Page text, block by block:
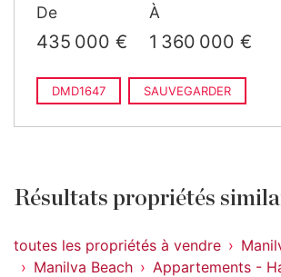
· 187 m
De
435 000 €
À
1 360 000 €
DMD1647 SAUVEGARDER
Résultats propriétés
toutes les propriétés à vendre
Manilva Beach
Appartements -